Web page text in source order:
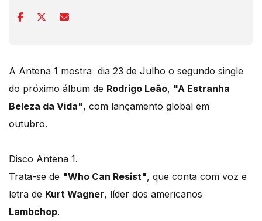
A Antena 1 mostra dia 23 de Julho o segundo single
do próximo álbum de Rodrigo Leão, "A Estranha
Beleza da Vida", com lançamento global em
outubro.
Disco Antena 1.
Trata-se de "Who Can Resist", que conta com voz e
letra de Kurt Wagner, líder dos americanos
Lambchop.